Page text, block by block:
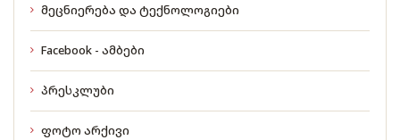
მეცნიერება და ტექნოლოგიები
Facebook - ამბები
პრესკლუბი
ფოტო არქივი